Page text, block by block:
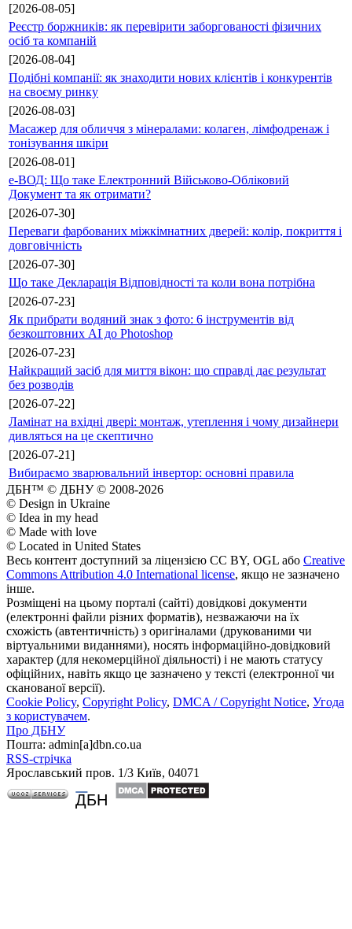
[2026-08-05]
Реєстр боржників: як перевірити заборгованості фізичних
осіб та компаній
[2026-08-04]
Подібні компанії: як знаходити нових клієнтів і конкурентів
на своєму ринку
[2026-08-03]
Масажер для обличчя з мінералами: колаген, лімфодренаж і
тонізування шкіри
[2026-08-01]
е-ВОД: Що таке Електронний Військово-Обліковий
Документ та як отримати?
[2026-07-30]
Переваги фарбованих міжкімнатних дверей: колір, покриття і
довговічність
[2026-07-30]
Що таке Декларація Відповідності та коли вона потрібна
[2026-07-23]
Як прибрати водяний знак з фото: 6 інструментів від
безкоштовних AI до Photoshop
[2026-07-23]
Найкращий засіб для миття вікон: що справді дає результат
без розводів
[2026-07-22]
Ламінат на вхідні двері: монтаж, утеплення і чому дизайнери
дивляться на це скептично
[2026-07-21]
Вибираємо зварювальний інвертор: основні правила
ДБН™ © ДБНУ © 2008-2026
© Design in Ukraine
© Idea in my head
© Made with love
© Located in United States
Весь контент доступний за ліцензією CC BY, OGL або Creative
Commons Attribution 4.0 International license, якщо не зазначено
інше.
Розміщені на цьому порталі (сайті) довідкові документи
(електронні файли різних форматів), незважаючи на їх
схожість (автентичність) з оригіналами (друкованими чи
віртуальними виданнями), носять інформаційно-довідковий
характер (для некомерційної діяльності) і не мають статусу
офіційних, навіть якщо це зазначено у тексті (електронної чи
сканованої версії).
Cookie Policy, Copyright Policy, DMCA / Copyright Notice, Угода
з користувачем.
Про ДБНУ
Пошта: admin[а]dbn.co.ua
RSS-стрічка
Ярославський пров. 1/3 Київ, 04071